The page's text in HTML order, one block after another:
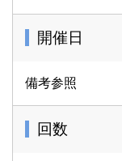
開催日
備考参照
回数